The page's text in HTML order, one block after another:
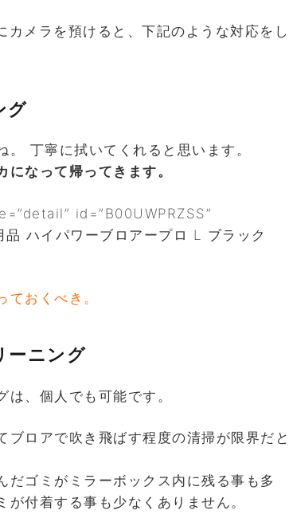
カメラを預けると、下記のような対応をし
グ
丁寧に拭いてくれると思います。
なって帰ってきます。
id=”B00UWPRZSS”
ハイパワーブロアープロ L ブラック
ておくべき。
ーニング
、個人でも可能です。
ブロアで吹き飛ばす程度の清掃が限界だと
だゴミがミラーボックス内に残る事も多
付着する事も少なくありません。